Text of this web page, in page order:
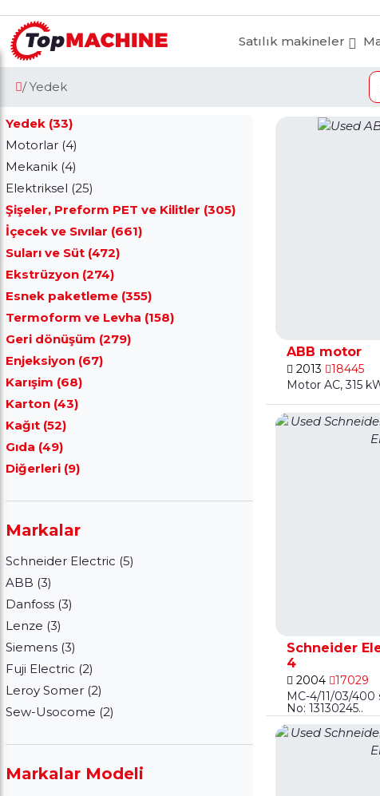
Satılık makineler
/ Yedek
Yedek (33)
Motorlar (4)
Mekanik (4)
Elektriksel (25)
Şişeler, Preform PET ve Kilitler (305)
İçecek ve Sıvılar (661)
Suları ve Süt (472)
Ekstrüzyon (274)
Esnek paketleme (355)
Termoform ve Levha (158)
Geri dönüşüm (279)
Enjeksiyon (67)
Karışim (68)
Karton (43)
Kağıt (52)
Gıda (49)
Diğerleri (9)
Markalar
Schneider Electric (5)
ABB (3)
Danfoss (3)
Lenze (3)
Siemens (3)
Fuji Electric (2)
Leroy Somer (2)
Sew-Usocome (2)
Markalar Modeli
ABB motor
2013
18445
Motor AC, 315
Schneider
4
2004
17029
MC-4/11/03/
No: 13130245..